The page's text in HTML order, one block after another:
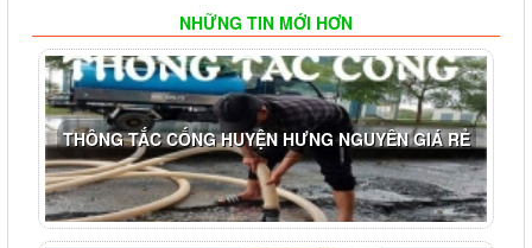
NHỮNG TIN MỚI HƠN
THÔNG TẮC CỐNG HUYỆN HƯNG NGUYÊN GIÁ RẺ